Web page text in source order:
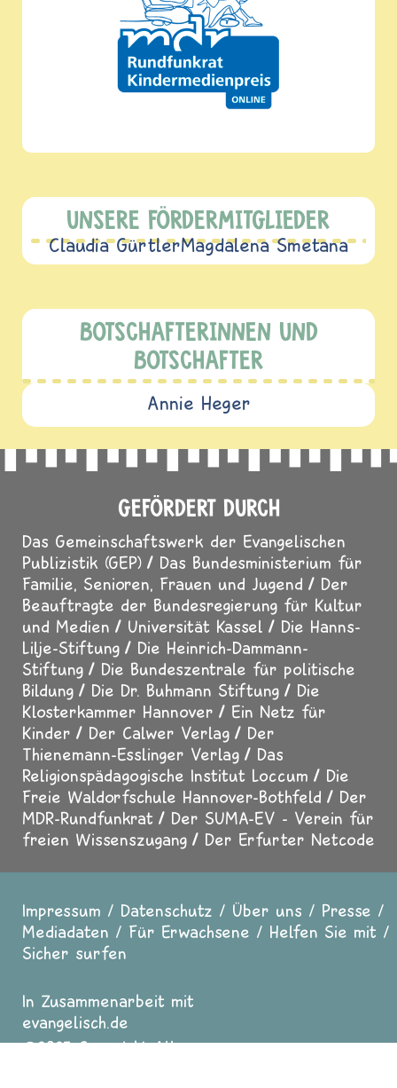
UNSERE FÖRDERMITGLIEDER
Claudia GürtlerMagdalena Smetana
BOTSCHAFTERINNEN UND
BOTSCHAFTER
Annie Heger
GEFÖRDERT DURCH
Das Gemeinschaftswerk der Evangelischen
Publizistik (GEP)
Das Bundesministerium für
Familie, Senioren, Frauen und Jugend
Der
Beauftragte der Bundesregierung für Kultur
und Medien
Universität Kassel
Die Hanns-
Lilje-Stiftung
Die Heinrich-Dammann-
Stiftung
Die Bundeszentrale für politische
Bildung
Die Dr. Buhmann Stiftung
Die
Klosterkammer Hannover
Ein Netz für
Kinder
Der Calwer Verlag
Der
Thienemann-Esslinger Verlag
Das
Religionspädagogische Institut Loccum
Die
Freie Waldorfschule Hannover-Bothfeld
Der
MDR-Rundfunkrat
Der SUMA-EV - Verein für
freien Wissenszugang
Der Erfurter Netcode
Fußzeile
Impressum Datenschutz Über uns
Presse
Mediadaten
Für Erwachsene
Helfen Sie mit
Sicher surfen
In Zusammenarbeit mit
evangelisch.de
2025 Copyright All